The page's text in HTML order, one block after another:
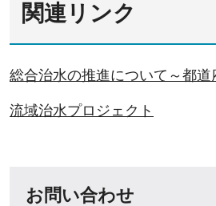
関連リンク
総合治水の推進について～都
流域治水プロジェクト
お問い合わせ